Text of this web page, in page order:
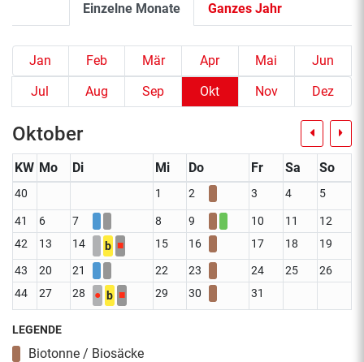
Einzelne Monate Ganzes Jahr
Jan Feb Mär Apr Mai
Jun
Jul
Aug Sep Okt Nov Dez
Oktober
KW Mo Di Mi Do Fr Sa So
40 1 2 3 4 5
41 6 7 8 9 10 11
12
42
13 14 b ■ 15 16 17 18 19
43 20 21 22 23 24 25
26
44
27 28 ● b ■ 29 30 31
LEGENDE
Biotonne / Biosäcke